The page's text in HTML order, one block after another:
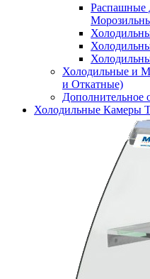
Распашные
Холодильные и
и Откатные)
Дополнительное
Холодильные Камеры